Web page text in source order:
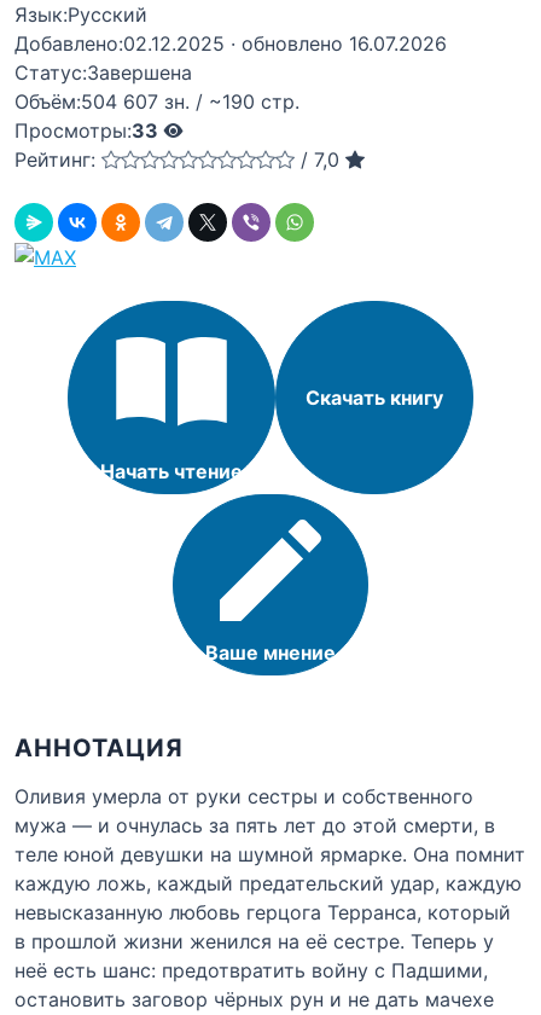
Язык:Русский
Добавлено:02.12.2025 · обновлено 16.07.2026
Статус:Завершена
Объём:504 607 зн. / ~190 стр.
Просмотры:33
Рейтинг:
/ 7,0
Начать чтение
Скачать книгу
Ваше мнение
АННОТАЦИЯ
Оливия умерла от руки сестры и собственного
мужа — и очнулась за пять лет до этой смерти, в
теле юной девушки на шумной ярмарке. Она помнит
каждую ложь, каждый предательский удар, каждую
невысказанную любовь герцога Терранса, который
в прошлой жизни женился на её сестре. Теперь у
неё есть шанс: предотвратить войну с Падшими,
остановить заговор чёрных рун и не дать мачехе